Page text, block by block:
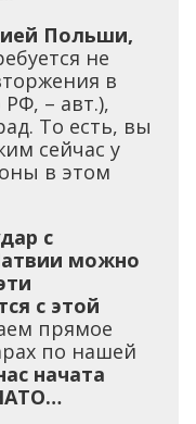
Польши,
не
в
– авт.),
То есть, вы
сейчас у
в этом
с
можно
с этой
прямое
по нашей
начата